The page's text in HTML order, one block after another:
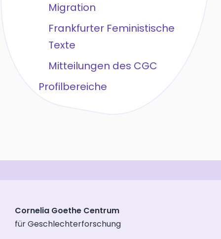
Migration
Frankfurter Feministische
Texte
Mitteilungen des CGC
Profilbereiche
Cornelia Goethe Centrum
für Geschlechterforschung